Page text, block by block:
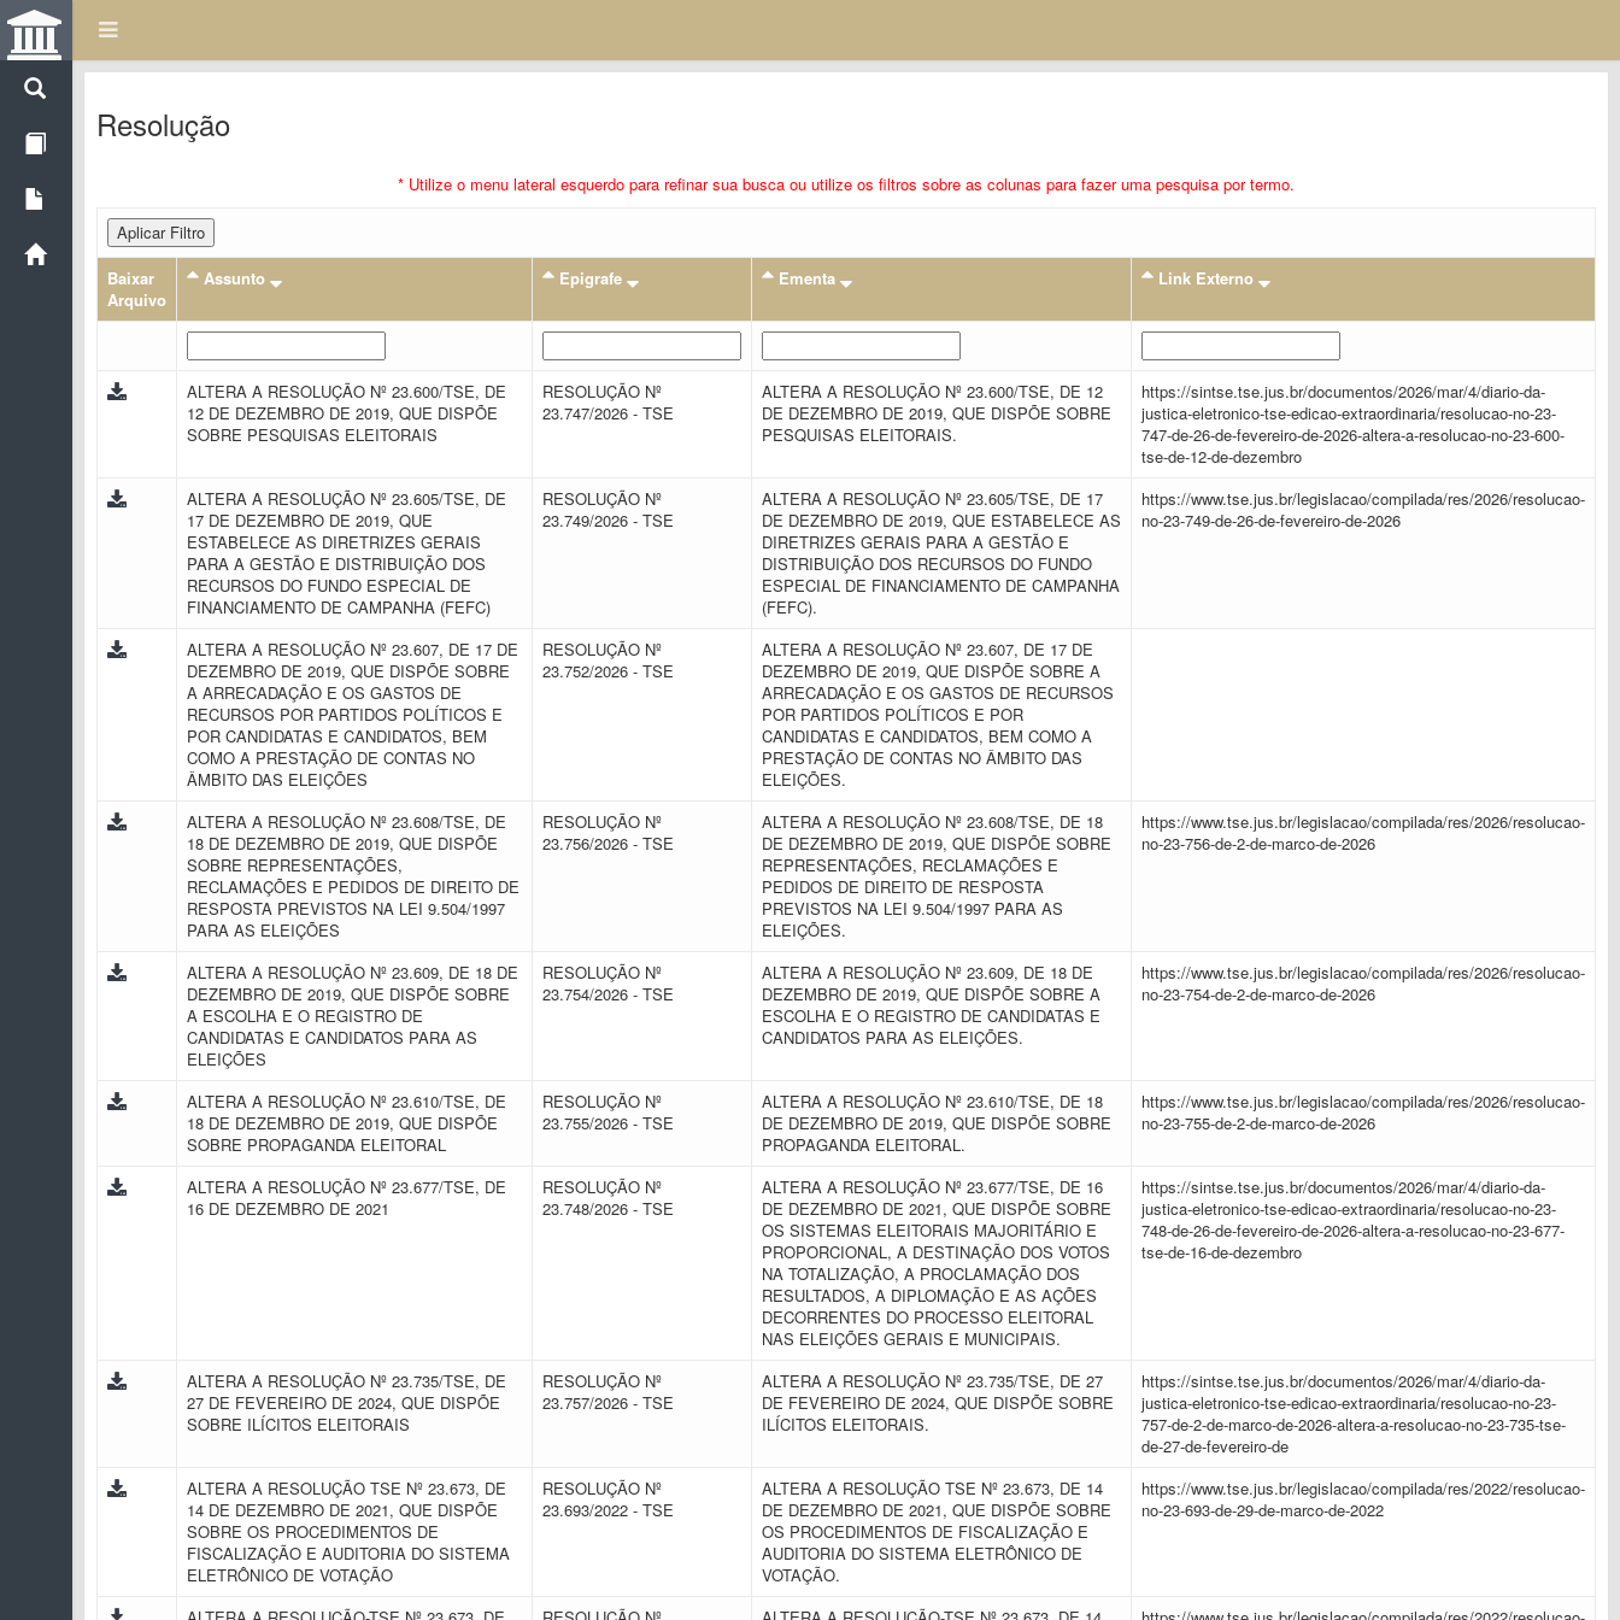
Resolução
* Utilize o menu lateral esquerdo para refinar sua busca ou utilize os filtros sobre as colunas para fazer uma pesquisa por termo.
Aplicar Filtro
Baixar
Arquivo
Assunto Epigrafe Ementa Link Externo
ALTERA A RESOLUÇÃO Nº 23.600/TSE, DE
12 DE DEZEMBRO DE 2019, QUE DISPÕE
SOBRE PESQUISAS ELEITORAIS
RESOLUÇÃO Nº
23.747/2026 - TSE
ALTERA A RESOLUÇÃO Nº 23.600/TSE, DE 12
DE DEZEMBRO DE 2019, QUE DISPÕE SOBRE
PESQUISAS ELEITORAIS.
https://sintse.tse.jus.br/documentos/2026/mar/4/diario-da-
justica-eletronico-tse-edicao-extraordinaria/resolucao-no-23-
747-de-26-de-fevereiro-de-2026-altera-a-resolucao-no-23-600-
tse-de-12-de-dezembro
ALTERA A RESOLUÇÃO Nº 23.605/TSE, DE
17 DE DEZEMBRO DE 2019, QUE
ESTABELECE AS DIRETRIZES GERAIS
PARA A GESTÃO E DISTRIBUIÇÃO DOS
RECURSOS DO FUNDO ESPECIAL DE
FINANCIAMENTO DE CAMPANHA (FEFC)
RESOLUÇÃO Nº
23.749/2026 - TSE
ALTERA A RESOLUÇÃO Nº 23.605/TSE, DE 17
DE DEZEMBRO DE 2019, QUE ESTABELECE AS
DIRETRIZES GERAIS PARA A GESTÃO E
DISTRIBUIÇÃO DOS RECURSOS DO FUNDO
ESPECIAL DE FINANCIAMENTO DE CAMPANHA
(FEFC).
https://www.tse.jus.br/legislacao/compilada/res/2026/resolucao-
no-23-749-de-26-de-fevereiro-de-2026
ALTERA A RESOLUÇÃO Nº 23.607, DE 17 DE
DEZEMBRO DE 2019, QUE DISPÕE SOBRE
A ARRECADAÇÃO E OS GASTOS DE
RECURSOS POR PARTIDOS POLÍTICOS E
POR CANDIDATAS E CANDIDATOS, BEM
COMO A PRESTAÇÃO DE CONTAS NO
ÂMBITO DAS ELEIÇÕES
RESOLUÇÃO Nº
23.752/2026 - TSE
ALTERA A RESOLUÇÃO Nº 23.607, DE 17 DE
DEZEMBRO DE 2019, QUE DISPÕE SOBRE A
ARRECADAÇÃO E OS GASTOS DE RECURSOS
POR PARTIDOS POLÍTICOS E POR
CANDIDATAS E CANDIDATOS, BEM COMO A
PRESTAÇÃO DE CONTAS NO ÂMBITO DAS
ELEIÇÕES.
ALTERA A RESOLUÇÃO Nº 23.608/TSE, DE
18 DE DEZEMBRO DE 2019, QUE DISPÕE
SOBRE REPRESENTAÇÕES,
RECLAMAÇÕES E PEDIDOS DE DIREITO DE
RESPOSTA PREVISTOS NA LEI 9.504/1997
PARA AS ELEIÇÕES
RESOLUÇÃO Nº
23.756/2026 - TSE
ALTERA A RESOLUÇÃO Nº 23.608/TSE, DE 18
DE DEZEMBRO DE 2019, QUE DISPÕE SOBRE
REPRESENTAÇÕES, RECLAMAÇÕES E
PEDIDOS DE DIREITO DE RESPOSTA
PREVISTOS NA LEI 9.504/1997 PARA AS
ELEIÇÕES.
https://www.tse.jus.br/legislacao/compilada/res/2026/resolucao-
no-23-756-de-2-de-marco-de-2026
ALTERA A RESOLUÇÃO Nº 23.609, DE 18 DE
DEZEMBRO DE 2019, QUE DISPÕE SOBRE
A ESCOLHA E O REGISTRO DE
CANDIDATAS E CANDIDATOS PARA AS
ELEIÇÕES
RESOLUÇÃO Nº
23.754/2026 - TSE
ALTERA A RESOLUÇÃO Nº 23.609, DE 18 DE
DEZEMBRO DE 2019, QUE DISPÕE SOBRE A
ESCOLHA E O REGISTRO DE CANDIDATAS E
CANDIDATOS PARA AS ELEIÇÕES.
https://www.tse.jus.br/legislacao/compilada/res/2026/resolucao-
no-23-754-de-2-de-marco-de-2026
ALTERA A RESOLUÇÃO Nº 23.610/TSE, DE
18 DE DEZEMBRO DE 2019, QUE DISPÕE
SOBRE PROPAGANDA ELEITORAL
RESOLUÇÃO Nº
23.755/2026 - TSE
ALTERA A RESOLUÇÃO Nº 23.610/TSE, DE 18
DE DEZEMBRO DE 2019, QUE DISPÕE SOBRE
PROPAGANDA ELEITORAL.
https://www.tse.jus.br/legislacao/compilada/res/2026/resolucao-
no-23-755-de-2-de-marco-de-2026
ALTERA A RESOLUÇÃO Nº 23.677/TSE, DE
16 DE DEZEMBRO DE 2021
RESOLUÇÃO Nº
23.748/2026 - TSE
ALTERA A RESOLUÇÃO Nº 23.677/TSE, DE 16
DE DEZEMBRO DE 2021, QUE DISPÕE SOBRE
OS SISTEMAS ELEITORAIS MAJORITÁRIO E
PROPORCIONAL, A DESTINAÇÃO DOS VOTOS
NA TOTALIZAÇÃO, A PROCLAMAÇÃO DOS
RESULTADOS, A DIPLOMAÇÃO E AS AÇÕES
DECORRENTES DO PROCESSO ELEITORAL
NAS ELEIÇÕES GERAIS E MUNICIPAIS.
https://sintse.tse.jus.br/documentos/2026/mar/4/diario-da-
justica-eletronico-tse-edicao-extraordinaria/resolucao-no-23-
748-de-26-de-fevereiro-de-2026-altera-a-resolucao-no-23-677-
tse-de-16-de-dezembro
ALTERA A RESOLUÇÃO Nº 23.735/TSE, DE
27 DE FEVEREIRO DE 2024, QUE DISPÕE
SOBRE ILÍCITOS ELEITORAIS
RESOLUÇÃO Nº
23.757/2026 - TSE
ALTERA A RESOLUÇÃO Nº 23.735/TSE, DE 27
DE FEVEREIRO DE 2024, QUE DISPÕE SOBRE
ILÍCITOS ELEITORAIS.
https://sintse.tse.jus.br/documentos/2026/mar/4/diario-da-
justica-eletronico-tse-edicao-extraordinaria/resolucao-no-23-
757-de-2-de-marco-de-2026-altera-a-resolucao-no-23-735-tse-
de-27-de-fevereiro-de
ALTERA A RESOLUÇÃO TSE Nº 23.673, DE
14 DE DEZEMBRO DE 2021, QUE DISPÕE
SOBRE OS PROCEDIMENTOS DE
FISCALIZAÇÃO E AUDITORIA DO SISTEMA
ELETRÔNICO DE VOTAÇÃO
RESOLUÇÃO Nº
23.693/2022 - TSE
ALTERA A RESOLUÇÃO TSE Nº 23.673, DE 14
DE DEZEMBRO DE 2021, QUE DISPÕE SOBRE
OS PROCEDIMENTOS DE FISCALIZAÇÃO E
AUDITORIA DO SISTEMA ELETRÔNICO DE
VOTAÇÃO.
https://www.tse.jus.br/legislacao/compilada/res/2022/resolucao-
no-23-693-de-29-de-marco-de-2022